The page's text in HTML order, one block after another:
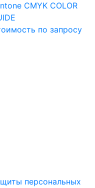
CMYK COLOR
по запросу
персональных